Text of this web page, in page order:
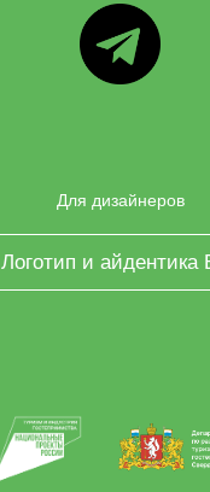
Логотип и айдентика
Для дизайнеров